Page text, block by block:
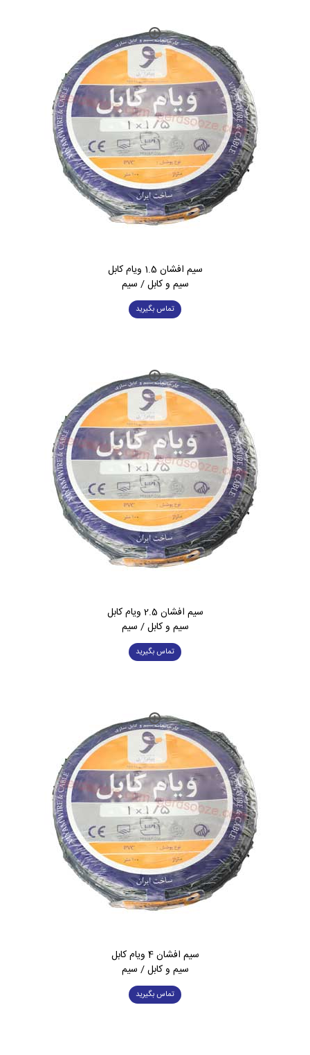
سیم افشان 1.5 ویام کابل
سیم و کابل / سیم
تماس بگیرید
سیم افشان 2.5 ویام کابل
سیم و کابل / سیم
تماس بگیرید
سیم افشان 4 ویام کابل
سیم و کابل / سیم
تماس بگیرید